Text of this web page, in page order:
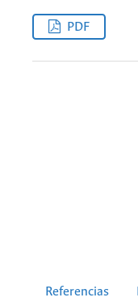
PDF
Referencias